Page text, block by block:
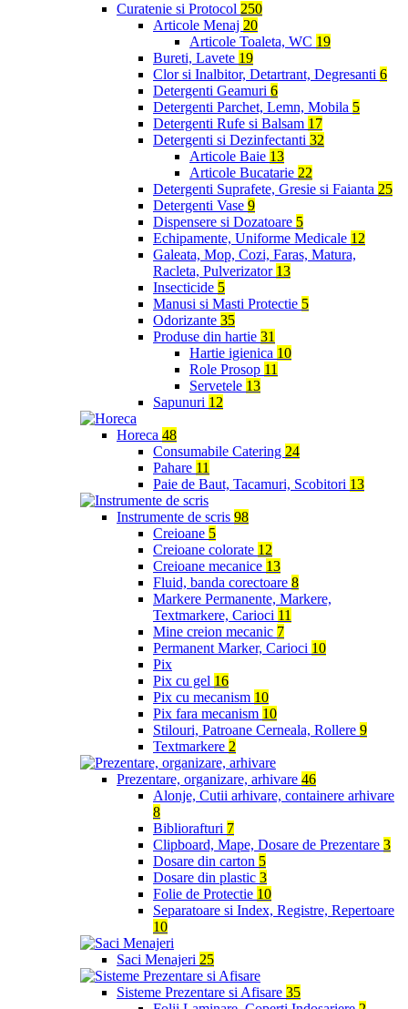
Curatenie si Protocol 250
Articole Menaj 20
Articole Toaleta, WC 19
Bureti, Lavete 19
Clor si Inalbitor, Detartrant, Degresanti 6
Detergenti Geamuri 6
Detergenti Parchet, Lemn, Mobila 5
Detergenti Rufe si Balsam 17
Detergenti si Dezinfectanti 32
Articole Baie 13
Articole Bucatarie 22
Detergenti Suprafete, Gresie si Faianta 25
Detergenti Vase 9
Dispensere si Dozatoare 5
Echipamente, Uniforme Medicale 12
Galeata, Mop, Cozi, Faras, Matura,
Racleta, Pulverizator 13
Insecticide 5
Manusi si Masti Protectie 5
Odorizante 35
Produse din hartie 31
Hartie igienica 10
Role Prosop 11
Servetele 13
Sapunuri 12
Horeca 48
Consumabile Catering 24
Pahare 11
Paie de Baut, Tacamuri, Scobitori 13
Instrumente de scris 98
Creioane 5
Creioane colorate 12
Creioane mecanice 13
Fluid, banda corectoare 8
Markere Permanente, Markere,
Textmarkere, Carioci 11
Mine creion mecanic 7
Permanent Marker, Carioci 10
Pix
Pix cu gel 16
Pix cu mecanism 10
Pix fara mecanism 10
Stilouri, Patroane Cerneala, Rollere 9
Textmarkere 2
Prezentare, organizare, arhivare 46
Alonje, Cutii arhivare, containere arhivare
8
Bibliorafturi 7
Clipboard, Mape, Dosare de Prezentare 3
Dosare din carton 5
Dosare din plastic 3
Folie de Protectie 10
Separatoare si Index, Registre, Repertoare
10
Saci Menajeri 25
Sisteme Prezentare si Afisare 35